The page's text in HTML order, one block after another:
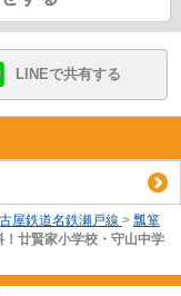
LINEで共有する
屋鉄道名鉄瀬戸線 > 瓢箪
！廿賢家小学校・守山中学